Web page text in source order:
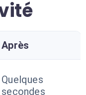
Après
Quelques
secondes